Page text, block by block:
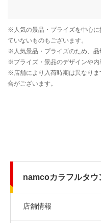
namcoカラフルタウ
店舗情報